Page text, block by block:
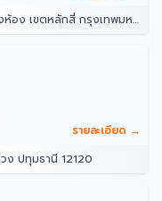
ถาดตะแกรง 1 ชิ้น +
หลักสี่ กรุงเทพมหานคร 10210
รายละเอียด →
ปทุมธานี 12120